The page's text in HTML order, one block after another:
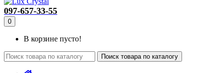
097-657-33-55
0
В корзине пусто!
Поиск товара по каталогу